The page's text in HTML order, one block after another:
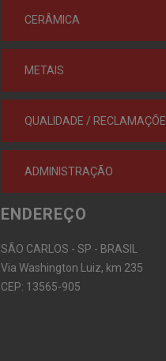
CERÂMICA
METAIS
QUALIDADE /
ADMINISTRAÇÃO
ENDEREÇO
SÃO CARLOS - SP - BRASIL
Via Washington Luiz, km 235
CEP: 13565-905